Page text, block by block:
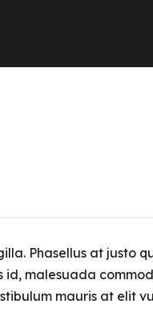
Phasellus at justo
malesuada
mauris at elit